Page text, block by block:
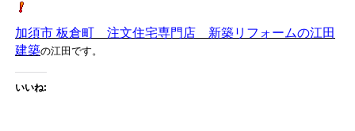
加須市 板倉町 注文住宅専門店 新築リフォームの江田
建築の江田です。
いいね: